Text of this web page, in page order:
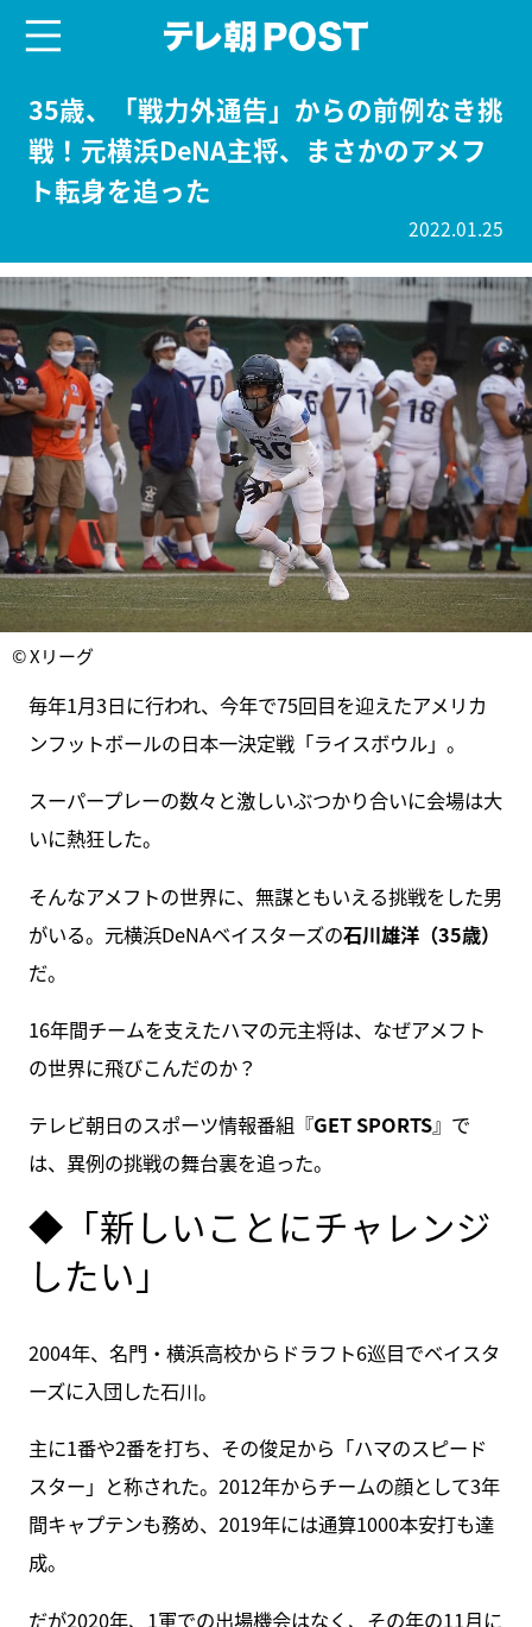
35歳、「戦力外通告」からの前例なき挑
戦！元横浜DeNA主将、まさかのアメフ
ト転身を追った
2022.01.25
© Xリーグ
毎年1月3日に行われ、今年で75回目を迎えたアメリカ
ンフットボールの日本一決定戦「ライスボウル」。
スーパープレーの数々と激しいぶつかり合いに会場は大
いに熱狂した。
そんなアメフトの世界に、無謀ともいえる挑戦をした男
がいる。元横浜DeNAベイスターズの石川雄洋（35歳）
だ。
16年間チームを支えたハマの元主将は、なぜアメフト
の世界に飛びこんだのか？
テレビ朝日のスポーツ情報番組『GET SPORTS』で
は、異例の挑戦の舞台裏を追った。
◆「新しいことにチャレンジ
したい」
2004年、名門・横浜高校からドラフト6巡目でベイスタ
ーズに入団した石川。
主に1番や2番を打ち、その俊足から「ハマのスピード
スター」と称された。2012年からチームの顔として3年
間キャプテンも務め、2019年には通算1000本安打も達
成。
だが2020年、1軍での出場機会はなく、その年の11月に